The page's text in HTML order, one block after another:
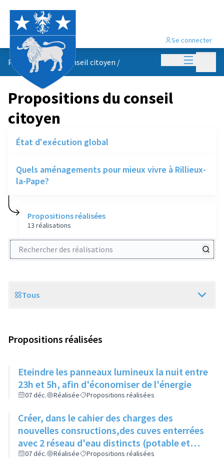
Menu
Se connecter
Propositions du conseil citoyen /
Propositions du conseil
citoyen
État d'exécution global
Quels aménagements pour mieux vivre à Rillieux-
la-Pape?
Propositions réalisées
13 réalisations
Rechercher des réalisations
Scope
Tous
Propositions réalisées
Eteindre les panneaux lumineux la nuit entre
23h et 5h, afin d'économiser de l'énergie
07 déc. Réalisée Propositions réalisées
Créer, dans le cahier des charges des
nouvelles consructions,des cuves enterrées
avec 2 réseau d'eau distincts (potable et
non potable)
07 déc. Réalisée Propositions réalisées